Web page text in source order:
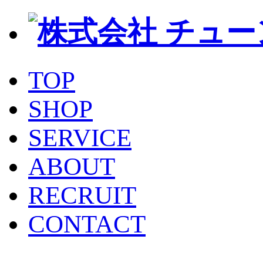
TOP
SHOP
SERVICE
ABOUT
RECRUIT
CONTACT